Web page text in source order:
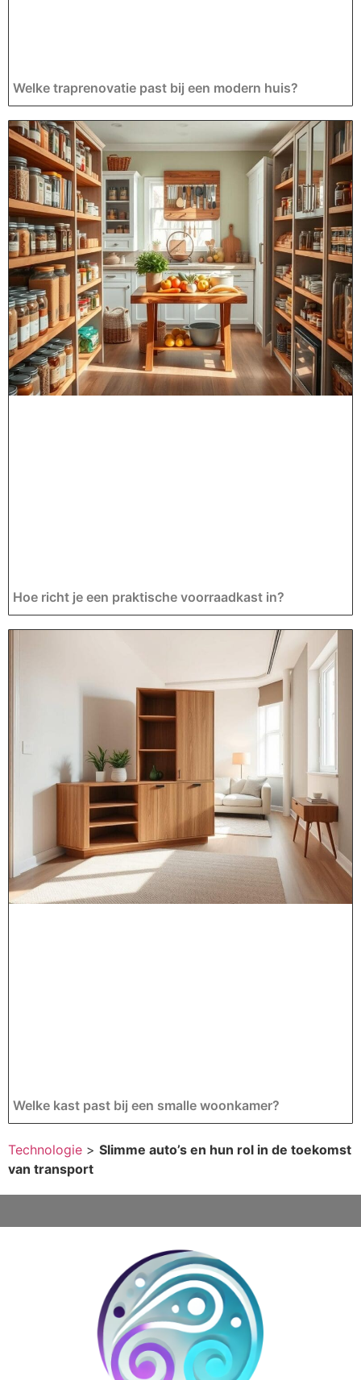
Welke traprenovatie past bij een modern huis?
Hoe richt je een praktische voorraadkast in?
Welke kast past bij een smalle woonkamer?
Technologie > Slimme auto’s en hun rol in de toekomst
van transport